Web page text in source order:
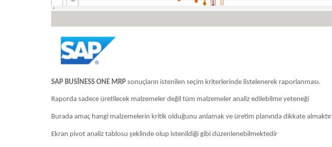
SAP BUSİNESS ONE MRP sonuçların istenilen seçim kriterlerinde listelenerek raporlanması.
Raporda sadece üretilecek malzemeler değil tüm malzemeler analiz edilebilme yeteneği
Burada amaç hangi malzemelerin kritik olduğunu anlamak ve üretim planında dikkate almaktır
Ekran pivot analiz tablosu şeklinde olup istenildiği gibi düzenlenebilmektedir